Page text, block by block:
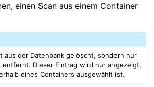
einen Scan aus einem Container
aus der Datenbank gelöscht, sondern nur
entfernt. Dieser Eintrag wird nur angezeigt,
eines Containers ausgewählt ist.